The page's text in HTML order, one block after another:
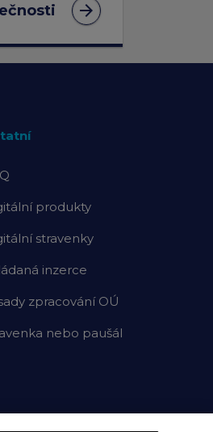
arrow_forward
produkty
stravenky
inzerce
zpracování OÚ
nebo paušál